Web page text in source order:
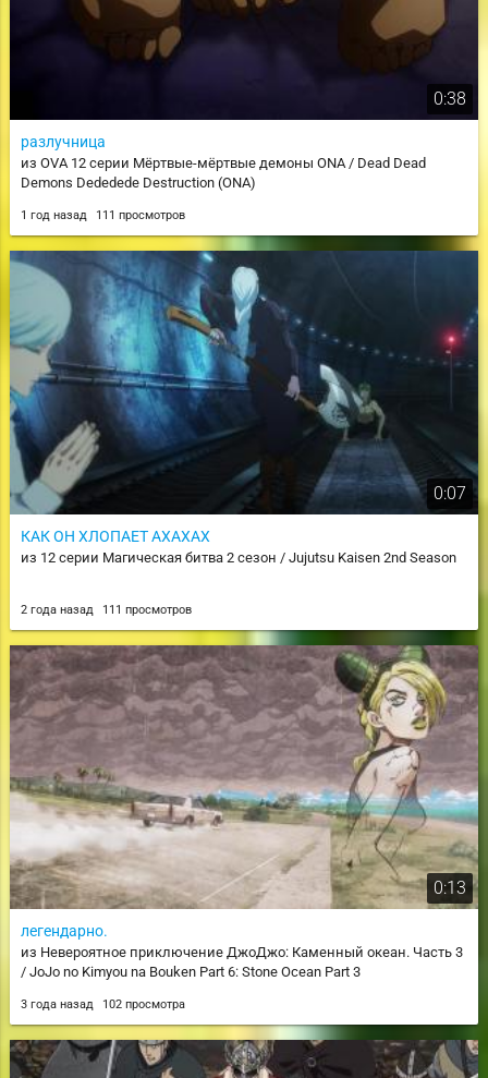
0:38
разлучница
из OVA 12 серии Мёртвые-мёртвые демоны ONA / Dead Dead
Demons Dededede Destruction (ONA)
1 год назад 111 просмотров
0:07
КАК ОН ХЛОПАЕТ АХАХАХ
из 12 серии Магическая битва 2 сезон / Jujutsu Kaisen 2nd Season
2 года назад 111 просмотров
0:13
легендарно.
из Невероятное приключение ДжоДжо: Каменный океан. Часть 3
/ JoJo no Kimyou na Bouken Part 6: Stone Ocean Part 3
3 года назад 102 просмотра